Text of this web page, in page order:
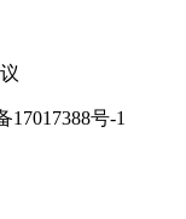
17017388号-1